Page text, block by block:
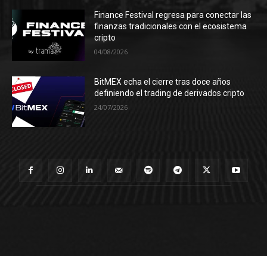
Finance Festival regresa para conectar las
finanzas tradicionales con el ecosistema
cripto
04/08/2026
BitMEX echa el cierre tras doce años
definiendo el trading de derivados cripto
24/07/2026